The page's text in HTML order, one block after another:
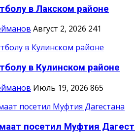
в Лакском районе
Август 2, 2026 241
в Кулинском районе
Июль 19, 2026 865
посетил Муфтия